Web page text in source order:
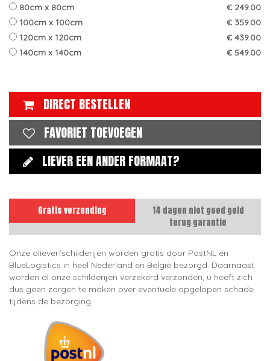
80cm x 80cm
€ 249.00
100cm x 100cm
€ 359.00
120cm x 120cm
€ 439.00
140cm x 140cm
€ 549.00
DIRECT BESTELLEN
FAVORIET TOEVOEGEN
LIEVER EEN ANDER FORMAAT?
Gratis verzending
14 dagen niet goed geld
terug garantie
Onze olieverfschilderijen worden gratis door PostNL en
BlueLogistics in heel Nederland en België bezorgd. Daarnaast
worden al onze schilderijen verzekerd verzonden, u heeft zich
dus geen zorgen te maken over eventuele opgelopen schade
tijdens de bezorging.